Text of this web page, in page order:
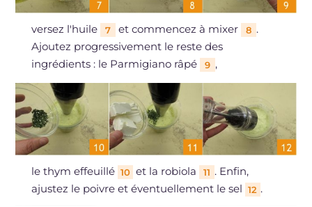
versez l'huile 7 et commencez à mixer 8 .
Ajoutez progressivement le reste des
ingrédients : le Parmigiano râpé
9 ,
le thym effeuillé 10 et la robiola 11 . Enfin,
ajustez le poivre et éventuellement le sel 12 .